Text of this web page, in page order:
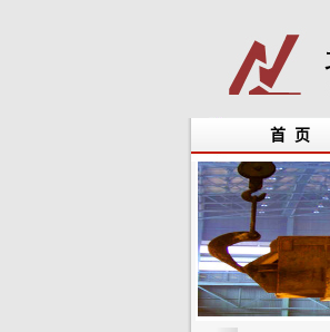
首 页